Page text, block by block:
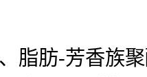
脂肪-芳香族